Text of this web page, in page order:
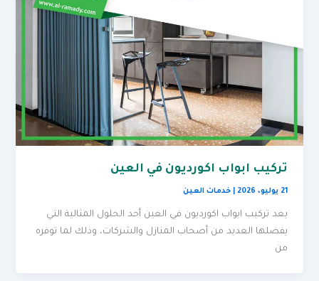
تركيب ابواب اكورديون في العين
21 يوليو، 2026 |خدمات العين
يعد تركيب ابواب اكورديون في العين أحد الحلول المثالية التي
يفضلها العديد من أصحاب المنازل والشركات، وذلك لما توفره
من